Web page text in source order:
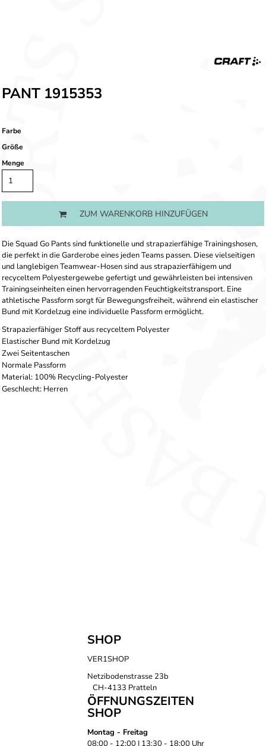
PANT 1915353
Farbe
Größe
Menge
ZUM WARENKORB HINZUFÜGEN
Die Squad Go Pants sind funktionelle und strapazierfähige Trainingshosen,
die perfekt in die Garderobe eines jeden Teams passen. Diese vielseitigen
und langlebigen Teamwear-Hosen sind aus strapazierfähigem und
recyceltem Polyestergewebe gefertigt und gewährleisten bei intensiven
Trainingseinheiten einen hervorragenden Feuchtigkeitstransport. Eine
athletische Passform sorgt für Bewegungsfreiheit, während ein elastischer
Bund mit Kordelzug eine individuelle Passform ermöglicht.
Strapazierfähiger Stoff aus recyceltem Polyester
Elastischer Bund mit Kordelzug
Zwei Seitentaschen
Normale Passform
Material: 100% Recycling-Polyester
Geschlecht: Herren
SHOP
VER1SHOP
Netzibodenstrasse 23b
CH-4133 Pratteln
ÖFFNUNGSZEITEN
SHOP
Montag - Freitag
08:00 - 12:00 | 13:30 - 18:00 Uhr